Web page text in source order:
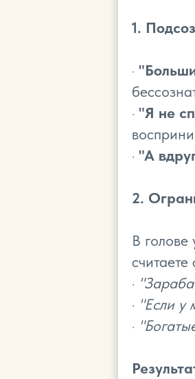
1.
·
· "Я не
· "А
2.
В голове
·
· "Если у
·